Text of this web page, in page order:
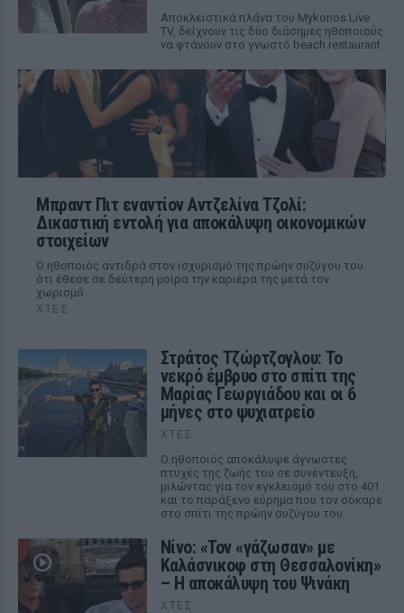
Αποκλειστικά πλάνα του Mykonos Live
TV, δείχνουν τις δύο διάσημες ηθοποιούς
να φτάνουν στο γνωστό beach restaurant
Μπραντ Πιτ εναντίον Αντζελίνα Τζολί:
Δικαστική εντολή για αποκάλυψη οικονομικών
στοιχείων
Ο ηθοποιός αντιδρά στον ισχυρισμό της πρώην συζύγου του
ότι έθεσε σε δεύτερη μοίρα την καριέρα της μετά τον
χωρισμό
ΧΤΕΣ
Στράτος Τζώρτζογλου: Το
νεκρό έμβρυο στο σπίτι της
Μαρίας Γεωργιάδου και οι 6
μήνες στο ψυχιατρείο
ΧΤΕΣ
Ο ηθοποιός αποκάλυψε άγνωστες
πτυχές της ζωής του σε συνέντευξη,
μιλώντας για τον εγκλεισμό του στο 401
και το παράξενο εύρημα που τον σόκαρε
στο σπίτι της πρώην συζύγου του.
Νίνο: «Τον «γάζωσαν» με
Καλάσνικοφ στη Θεσσαλονίκη»
– Η αποκάλυψη του Ψινάκη
ΧΤΕΣ